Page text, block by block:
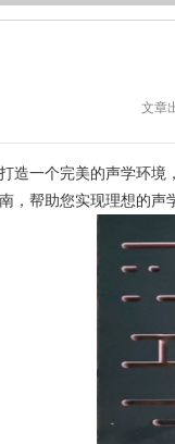
文章
打造一个完美的声学环境
南，帮助您实现理想的声